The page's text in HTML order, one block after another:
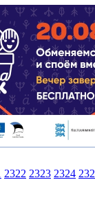
2322 2323 2324